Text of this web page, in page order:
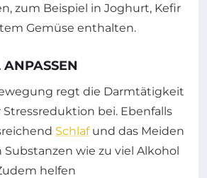
zum Beispiel in Joghurt, Kefir
Gemüse enthalten.
ANPASSEN
regt die Darmtätigkeit
bei. Ebenfalls
Schlafund das Meiden
wie zu viel Alkohol
helfen